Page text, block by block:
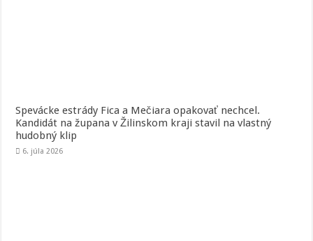
Spevácke estrády Fica a Mečiara opakovať nechcel.
Kandidát na župana v Žilinskom kraji stavil na vlastný
hudobný klip
6. júla 2026